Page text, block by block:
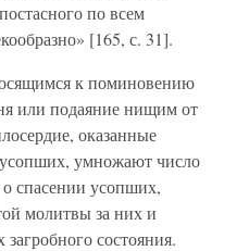
по всем
[165, с. 31].
к поминовению
или подаяние нищим от
оказанные
умножают число
спасении усопших,
молитвы за них и
состояния.